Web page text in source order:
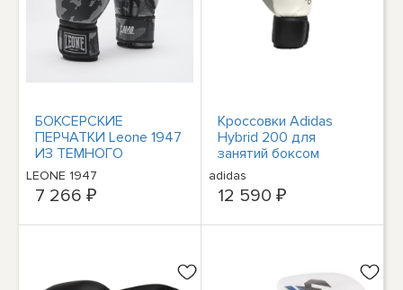
БОКСЕРСКИЕ
ПЕРЧАТКИ Leone 1947
ИЗ ТЕМНОГО
КАМУФЛЯЖА
LEONE 1947
7 266 ₽
Кроссовки Adidas
Hybrid 200 для
занятий боксом
adidas
12 590 ₽